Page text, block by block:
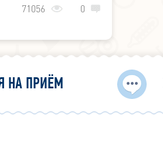
от головной боли
от боли в
71056 0
НА ПРИЁМ